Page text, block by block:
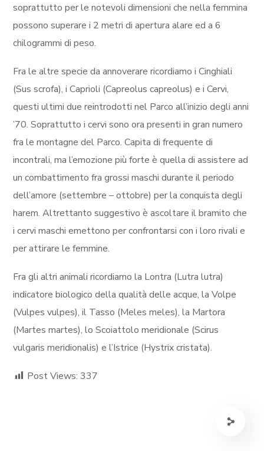
soprattutto per le notevoli dimensioni che nella femmina
possono superare i 2 metri di apertura alare ed a 6
chilogrammi di peso.
Fra le altre specie da annoverare ricordiamo i Cinghiali
(Sus scrofa), i Caprioli (Capreolus capreolus) e i Cervi,
questi ultimi due reintrodotti nel Parco all’inizio degli anni
’70. Soprattutto i cervi sono ora presenti in gran numero
fra le montagne del Parco. Capita di frequente di
incontrali, ma l’emozione più forte è quella di assistere ad
un combattimento fra grossi maschi durante il periodo
dell’amore (settembre – ottobre) per la conquista degli
harem. Altrettanto suggestivo è ascoltare il bramito che
i cervi maschi emettono per confrontarsi con i loro rivali e
per attirare le femmine.
Fra gli altri animali ricordiamo la Lontra (Lutra lutra)
indicatore biologico della qualità delle acque, la Volpe
(Vulpes vulpes), il Tasso (Meles meles), la Martora
(Martes martes), lo Scoiattolo meridionale (Scirus
vulgaris meridionalis) e l’Istrice (Hystrix cristata).
Post Views: 337